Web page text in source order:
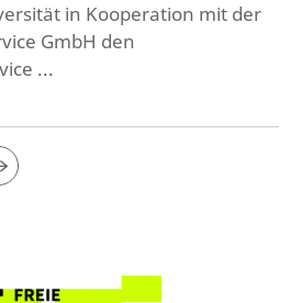
in Kooperation mit der
GmbH den
...